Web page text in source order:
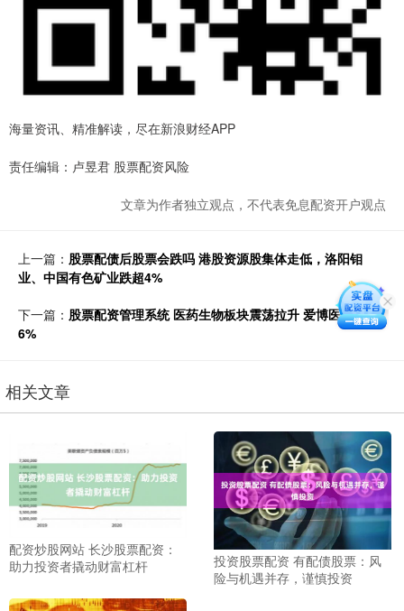
海量资讯、精准解读，尽在新浪财经APP
责任编辑：卢昱君 股票配资风险
文章为作者独立观点，不代表免息配资开户观点
上一篇： 股票配债后股票会跌吗 港股资源股集体走低，洛阳钼
业、中国有色矿业跌超4%
下一篇： 股票配资管理系统 医药生物板块震荡拉升 爱博医疗涨超
6%
相关文章
配资炒股网站 长沙股票配资：
助力投资者撬动财富杠杆
投资股票配资 有配债股票：风
险与机遇并存，谨慎投资